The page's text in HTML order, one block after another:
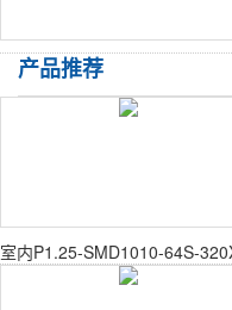
产品推荐